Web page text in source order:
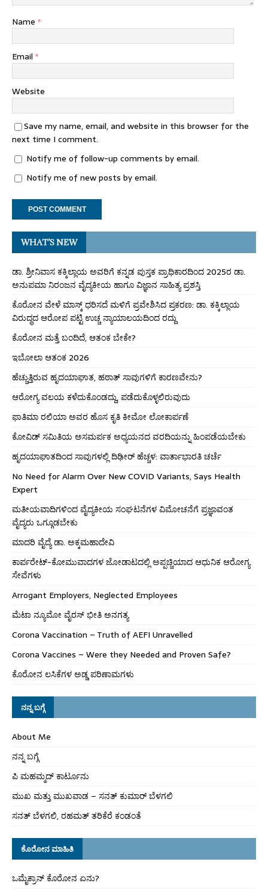
Name *
Email *
Website
Save my name, email, and website in this browser for the
next time I comment.
Notify me of follow-up comments by email.
Notify me of new posts by email.
WHAT’S NEW
ಡಾ. ಶ್ರೀನಿವಾಸ ಕಕ್ಕಿಲ್ಲಾಯ ಅವರಿಗೆ ಕನ್ನಡ ಪುಸ್ತಕ ಪ್ರಾಧಿಕಾರದಿಂದ 2025ರ ಡಾ.
ಅನುಪಮಾ ನಿರಂಜನ ವೈದ್ಯಕೀಯ ಹಾಗೂ ವಿಜ್ಞಾನ ಸಾಹಿತ್ಯ ಪ್ರಶಸ್ತಿ
ಕೊರೋನ ವೇಳೆ ಮಾಸ್ಕ್ ಧರಿಸದೆ ಮಳಿಗೆ ಪ್ರವೇಶಿಸಿದ ಪ್ರಕರಣ: ಡಾ. ಕಕ್ಕಿಲ್ಲಾಯ
ವಿರುದ್ಧದ ಆರೋಪ ಪಟ್ಟಿ ಉಚ್ಚ ನ್ಯಾಯಾಲಯದಿಂದ ರದ್ದು
ಕೊರೋನ ಮತ್ತೆ ಬಂದಿದೆ, ಆತಂಕ ಬೇಕೇ?
ಇಬೋಲಾ ಆತಂಕ 2026
ಹೆಚ್ಚುತ್ತಿರುವ ಹೃದಯಾಘಾತ, ಹಠಾತ್ ಸಾವುಗಳಿಗೆ ಕಾರಣವೇನು?
ಆರೋಗ್ಯ ವಲಯ ಕಳೆದುಕೊಂಡದ್ದು, ಪಡೆದುಕೊಳ್ಳಲಿರುವುದು
ಫಾತಿಮಾ ರಲಿಯಾ ಅವರ ಹೊಸ ಕೃತಿ ಕೀಮೋ ಲೋಕಾರ್ಪಣೆ
ಕೋವಿಡ್ ಸಮಿತಿಯ ಅಸಮರ್ಪಕ ಅಧ್ಯಯನದ ವರದಿಯನ್ನು ಹಿಂಪಡೆಯಬೇಕು
ಹೃದಯಾಘಾತದಿಂದ ಸಾವುಗಳಲ್ಲಿ ದಿಢೀರ್ ಹೆಚ್ಚಳ: ವಾರ್ತಾಭಾರತಿ ಚರ್ಚೆ
No Need for Alarm Over New COVID Variants, Says Health
Expert
ಮತೀಯವಾದಿಗಳಿಂದ ವೈದ್ಯಕೀಯ ಸಂಘಟನೆಗಳ ವಿಮೋಚನೆಗೆ ಪ್ರಜ್ಞಾವಂತ
ವೈದ್ಯರು ಒಗ್ಗೂಡಬೇಕು
ಮಾದರಿ ವೈದ್ಯೆ ಡಾ. ಅಕ್ಕಮಹಾದೇವಿ
ಕಾರ್ಪರೇಟ್-ಕೋಮುವಾದಗಳ ಜೋಡಾಟದಲ್ಲಿ ಅಪ್ಪಚ್ಚಿಯಾದ ಆಧುನಿಕ ಆರೋಗ್ಯ
ಸೇವೆಗಳು
Arrogant Employers, Neglected Employees
ಮೆಟಾ ನ್ಯೂಮೋ ವೈರಸ್ ಭೀತಿ ಅನಗತ್ಯ
Corona Vaccination – Truth of AEFI Unravelled
Corona Vaccines – Were they Needed and Proven Safe?
ಕೊರೋನ ಲಸಿಕೆಗಳ ಅಡ್ಡ ಪರಿಣಾಮಗಳು
ನನ್ನ ಬಗ್ಗೆ
About Me
ನನ್ನ ಬಗ್ಗೆ
ಪಿ ಮಹಮ್ಮದ್ ಕಾರ್ಟೂನು
ಮುಖ ಮತ್ತು ಮುಖವಾಡ – ಸನತ್ ಕುಮಾರ್ ಬೆಳಗಲಿ
ಸನತ್ ಬೆಳಗಲಿ, ರಹಮತ್ ತರಿಕೆರೆ ಕಂಡಂತೆ
ಕೊರೋನ ಮಾಹಿತಿ
ಒಮೈಕ್ರಾನ್ ಕೊರೋನ ಏನು?